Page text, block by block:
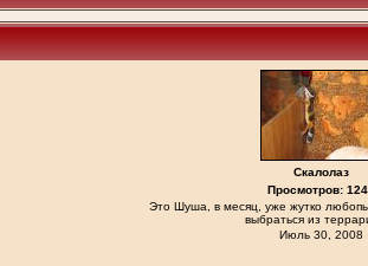
Скалолаз
Просмотров:
Это Шуша, в месяц, уже жутко
выбраться из
Июль 30, 2008